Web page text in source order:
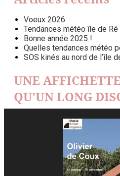
Voeux 2026
Tendances météo île de Ré
Bonne année 2025 !
Quelles tendances météo
SOS kinés au nord de l’île
UNE
QU’UN LONG